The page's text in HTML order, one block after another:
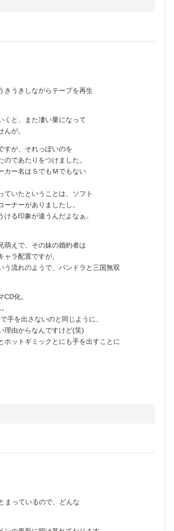
うきしながらテープを再生
と、また凄い量になって
が。
すが、それっぽいのを
であたりをつけました。
カー名はＳでもＭでもない
いたということは、ソフト
ナーがありましたし。
る印象が違うんだよなぁ。
えで、その妹の婚約者は
ラ配置ですが。
流れのようで、パンドラと三国無双
化。
手を出さないのと同じように、
理由からなんですけど(笑)
ットギミックとにも手を出すことに
まっているので、どんな